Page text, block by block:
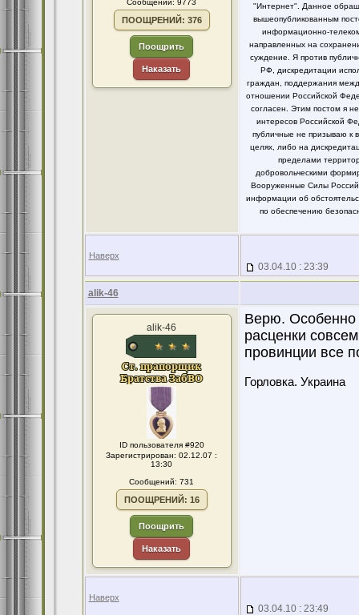
Сообщений: 9773
ПООЩРЕНИЙ: 376
Поощрить
Наказать
"Интернет". Данное
вышеопубликованным
информационно-
направленных на
суждение. Я против
РФ, дискредитации
граждан, поддержания
отношении Российской
согласен. Этим постом я
интересов Российской
публичные не призываю к
целях, либо на
пределами
добровольческими
Вооруженные Силы
информации об
по обеспечению
Наверх
03.04.10 : 23:39
alik-46
alik-46
ID пользователя #920
Зарегистрирован: 02.12.07 :
13:30
Сообщений: 731
ПООЩРЕНИЙ: 16
Поощрить
Наказать
Верю. Особенно
расценки
провинции все
Горловка. Украина
Наверх
03.04.10 : 23:49